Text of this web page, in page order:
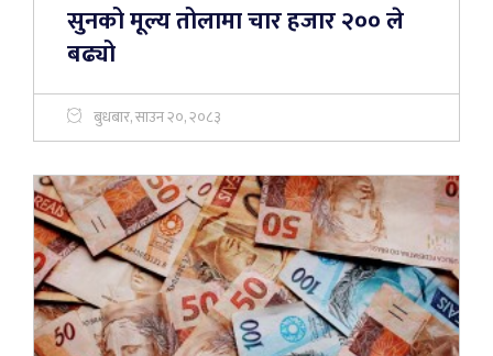
सुनको मूल्य तोलामा चार हजार २०० ले
बढ्यो
बुधबार, साउन २०, २०८३